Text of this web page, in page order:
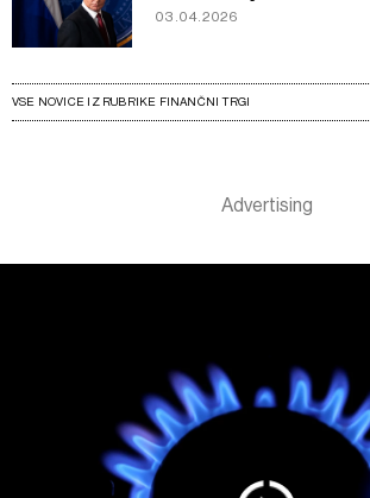
03.04.2026
VSE NOVICE IZ RUBRIKE FINANČNI TRGI